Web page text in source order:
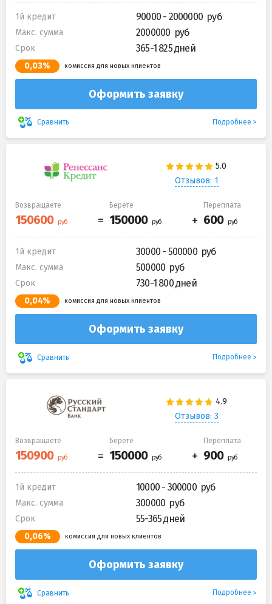
1й кредит 90000 - 2000000
Макс. сумма 2000000
Срок 365-1 825 дней
0,03% комиссия для новых клиентов
Оформить заявку
Сравнить Подробнее
Отзывов: 1
Возвращаете Берете Переплата
1й кредит 30000 - 500000
Макс. сумма 500000
Срок 730-1 800 дней
0,04% комиссия для новых клиентов
Оформить заявку
Сравнить Подробнее
Отзывов: 3
Возвращаете Берете Переплата
1й кредит 10000 - 300000
Макс. сумма 300000
Срок 55-365 дней
0,06% комиссия для новых клиентов
Оформить заявку
Сравнить Подробнее